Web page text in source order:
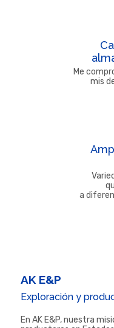
Me
mis
a
AK E&P
Exploración y
En AK E&P, nuestra